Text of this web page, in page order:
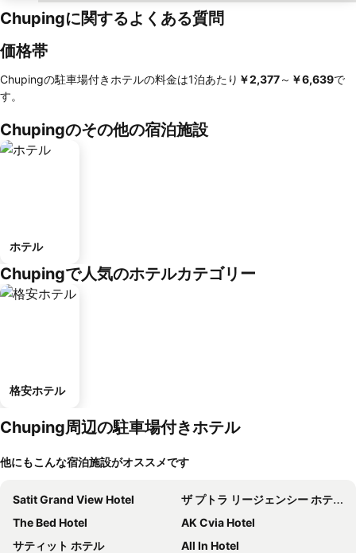
Chupingに関するよくある質問
価格帯
Chupingの駐車場付きホテルの料金は1泊あたり ‎￥2,377～ ‎￥6,639で
す。
Chupingのその他の宿泊施設
ホテル
Chupingで人気のホテルカテゴリー
格安ホテル
Chuping周辺の駐車場付きホテル
他にもこんな宿泊施設がオススメです
Satit Grand View Hotel
ザ プトラ リージェンシー ホテル
The Bed Hotel
AK Cvia Hotel
サティット ホテル
All In Hotel